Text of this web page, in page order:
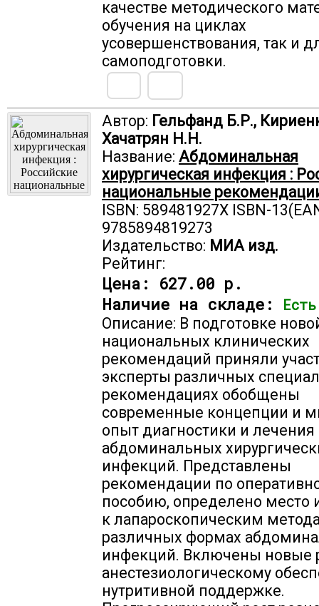
качестве методического
обучения на циклах
усовершенствования, так и
самоподготовки.
Автор: Гельфанд Б.Р.,
Хачатрян Н.Н.
Название: Абдоминальная
хирургическая инфекция :
национальные
ISBN: 589481927X ISBN-
9785894819273
Издательство: МИА изд.
Рейтинг:
Цена: 627.00 р.
Наличие на складе:
Описание: В подготовке
национальных клинических
рекомендаций приняли
эксперты различных
рекомендациях обобщены
современные концепции и
опыт диагностики и лечения
абдоминальных
инфекций. Представлены
рекомендации по
пособию, определено место
к лапароскопическим
различных формах
инфекций. Включены новые
анестезиологическому
нутритивной поддержке.